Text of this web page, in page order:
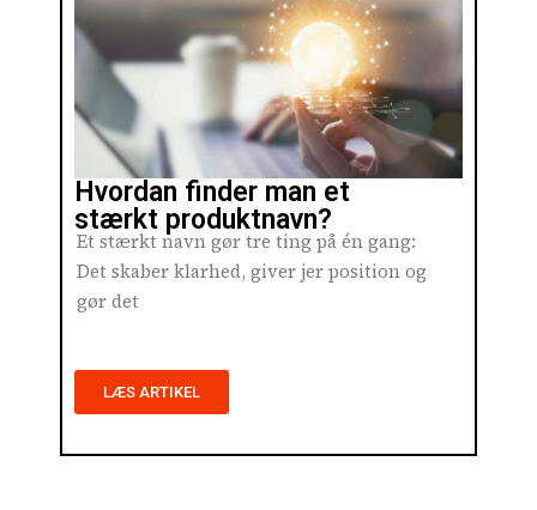
Hvordan finder man et
stærkt produktnavn?
Et stærkt navn gør tre ting på én gang:
Det skaber klarhed, giver jer position og
gør det
LÆS ARTIKEL